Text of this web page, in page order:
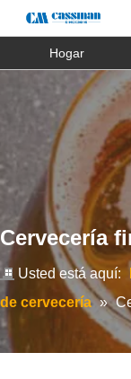
Hogar
Cervecería
Usted está aquí:
de cervecería »